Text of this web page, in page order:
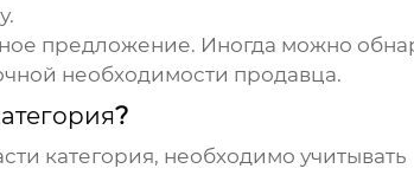
предложение. Иногда можно
необходимости продавца.
?
категория, необходимо учитывать